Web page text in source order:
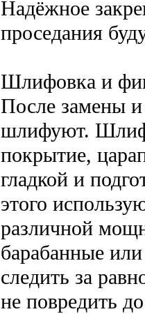
Надёжное
проседания
Шлифовка и
После замены и
шлифуют.
покрытие,
гладкой и
этого
различной
барабанные
следить за
не повредить